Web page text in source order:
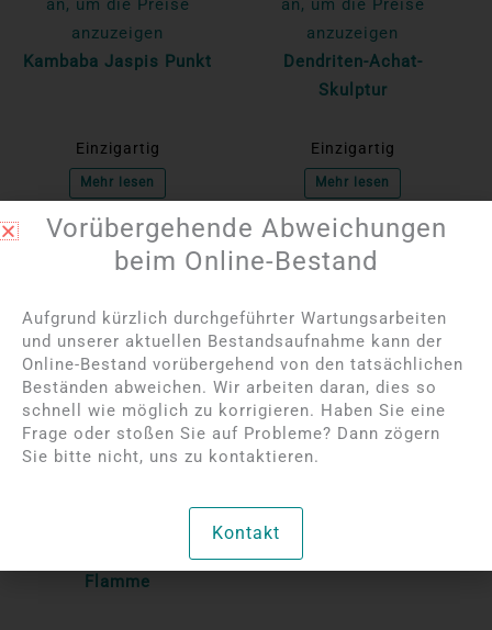
anzuzeigen
Kambaba Jaspis Punkt
Einzigartig
Mehr lesen
anzuzeigen
Dendriten-Achat-
Skulptur
Einzigartig
Mehr lesen
Bitte melden Sie sich
Flamme
Bitte melden Sie sich
Fluorit-Scheibe
Vorübergehende Abweichungen
beim Online-Bestand
Aufgrund kürzlich durchgeführter Wartungsarbeiten
und unserer aktuellen Bestandsaufnahme kann der
Online-Bestand vorübergehend von den tatsächlichen
Beständen abweichen. Wir arbeiten daran, dies so
schnell wie möglich zu korrigieren. Haben Sie eine
Frage oder stoßen Sie auf Probleme? Dann zögern
Sie bitte nicht, uns zu kontaktieren.
Kontakt